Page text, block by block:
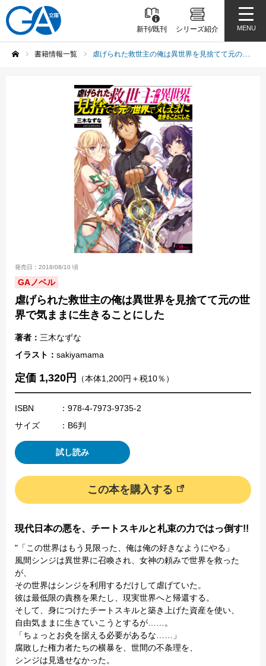
新刊/既刊 シリーズ紹介 MENU
書籍情報一覧 虐げられた救世主の俺は異世界を見捨てて元の世界で気ままに生きることにした
発売日：2018/08/10 頃
GAノベル
虐げられた救世主の俺は異世界を見捨てて元の世
界で気ままに生きることにした
著者： 三木なずな
イラスト： sakiyamama
定価 1,320円 （本体1,200円＋税10％）
ISBN
：978-4-7973-9735-2
サイズ
：B6判
試し読み
この本を購入する
現代日本の悪を、チートスキルと札束の力ではっ倒す!!
"「この世界はもう見限った、俺は俺の好きなようにやる」
風間シンジは異世界に召喚され、女神の頼みで世界を救った
が、
その世界はシンジを利用するだけして虐げていた。
彼は最低限の責務を果たし、現実世界へと帰還する。
そして、身につけたチートスキルと築き上げた資産を使い、
自由気ままに生きていこうとするが……。
「ちょっとお灸を据える必要があるな……」
腐敗した権力者たちの横暴を、世間の不条理を、
シンジは見逃せなかった。